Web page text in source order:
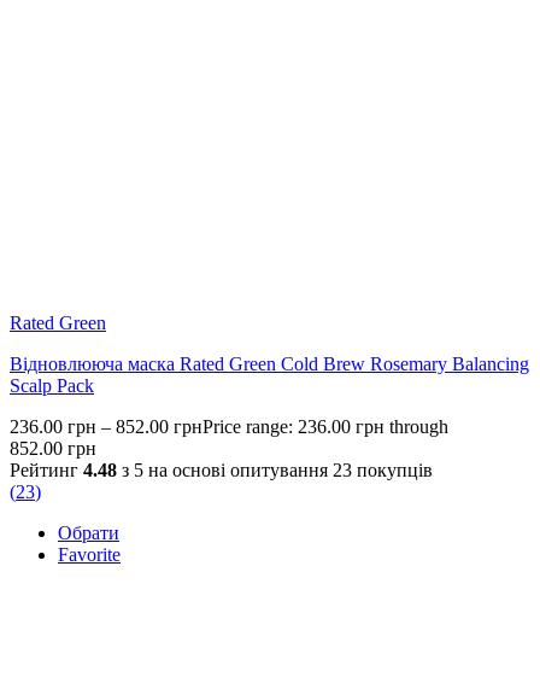
Rated Green
Відновлююча маска Rated Green Cold Brew Rosemary Balancing
Scalp Pack
236.00 грн – 852.00 грнPrice range: 236.00 грн through
852.00 грн
Рейтинг 4.48 з 5 на основі опитування 23 покупців
(23)
Обрати
Favorite